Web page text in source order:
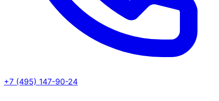
+7 (495) 147-90-24